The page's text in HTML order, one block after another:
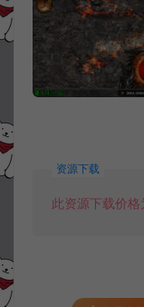
资源下载
此资源下载价格